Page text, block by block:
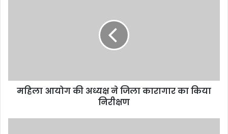
महिला आयोग की अध्यक्ष ने जिला कारागार का किया
निरीक्षण